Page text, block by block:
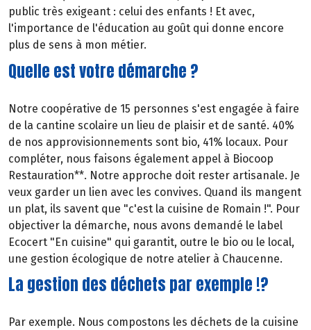
public très exigeant : celui des enfants ! Et avec,
l'importance de l'éducation au goût qui donne encore
plus de sens à mon métier.
Quelle est votre démarche ?
Notre coopérative de 15 personnes s'est engagée à faire
de la cantine scolaire un lieu de plaisir et de santé. 40%
de nos approvisionnements sont bio, 41% locaux. Pour
compléter, nous faisons également appel à Biocoop
Restauration**. Notre approche doit rester artisanale. Je
veux garder un lien avec les convives. Quand ils mangent
un plat, ils savent que "c'est la cuisine de Romain !". Pour
objectiver la démarche, nous avons demandé le label
Ecocert "En cuisine" qui garantit, outre le bio ou le local,
une gestion écologique de notre atelier à Chaucenne.
La gestion des déchets par exemple !?
Par exemple. Nous compostons les déchets de la cuisine